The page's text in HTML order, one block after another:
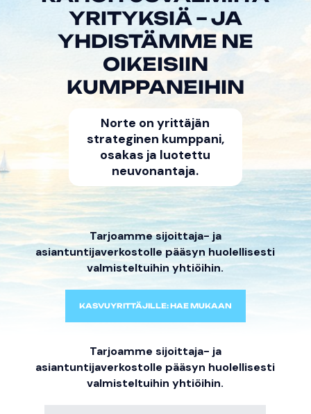
YRITYKSIÄ – JA
YHDISTÄMME NE
OIKEISIIN
KUMPPANEIHIN
Norte on yrittäjän
strateginen kumppani,
osakas ja luotettu
neuvonantaja.
Tarjoamme sijoittaja- ja
asiantuntijaverkostolle pääsyn huolellisesti
valmisteltuihin yhtiöihin.
KASVUYRITTÄJILLE: HAE MUKAAN
Tarjoamme sijoittaja- ja
asiantuntijaverkostolle pääsyn huolellisesti
valmisteltuihin yhtiöihin.